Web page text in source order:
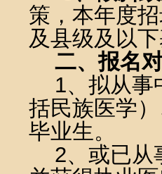
策，本年度
及县级及以
二、报名
1、拟从事
括民族医学
毕业生。
2、或已从